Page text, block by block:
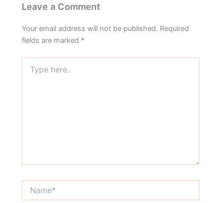
Leave a Comment
Your email address will not be published. Required
fields are marked *
here..